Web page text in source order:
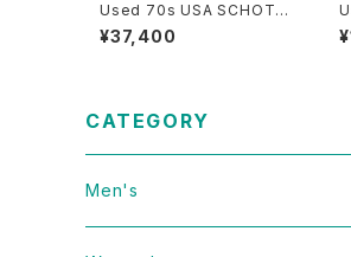
Used 70s USA SCHOTT
Camel Brown Suede Lea
ther Fringe Jacket Size 4
¥37,400
CATEGORY
Men's